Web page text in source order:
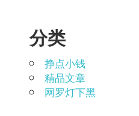
分类
挣点小钱
精品文章
网罗灯下黑